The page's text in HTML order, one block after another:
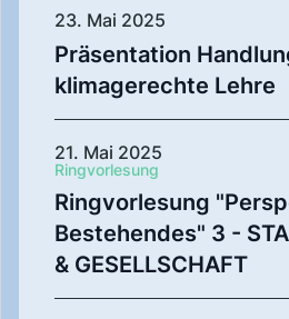
23. Mai 2025
Präsentation
klimagerechte Lehre
21. Mai 2025
Ringvorlesung
Ringvorlesung
Bestehendes" 3 -
& GESELLSCHAFT